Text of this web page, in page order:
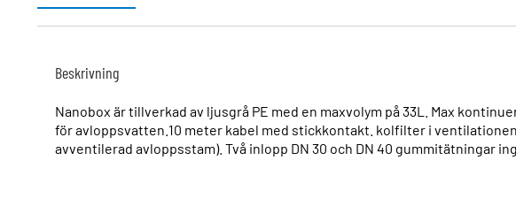
Beskrivning
Nanobox är tillverkad av ljusgrå PE med en maxvolym på 33L. Max
för avloppsvatten.10 meter kabel med stickkontakt. kolfilter i
avventilerad avloppsstam). Två inlopp DN 30 och DN 40 gummitätningar